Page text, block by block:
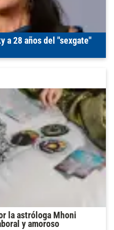
a 28 años del "sexgate"
la astróloga Mhoni
y amoroso